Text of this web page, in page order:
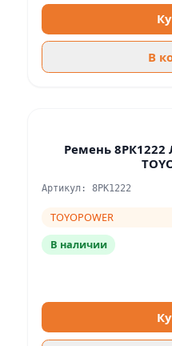
В
Ремень
Артикул: 8PK1222
TOYOPOWER
В наличии